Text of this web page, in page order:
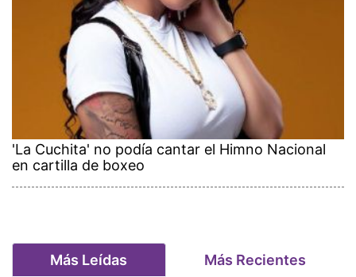
'La Cuchita' no podía cantar el Himno Nacional
en cartilla de boxeo
Más Leídas Más Recientes